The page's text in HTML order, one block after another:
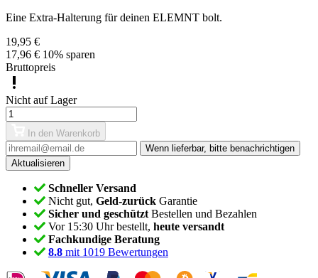
Eine Extra-Halterung für deinen ELEMNT bolt.
19,95 €
17,96 € 10% sparen
Bruttopreis
Nicht auf Lager
In den Warenkorb
Wenn lieferbar, bitte benachrichtigen
Schneller Versand
Nicht gut, Geld-zurückGarantie
Sicher und geschütztBestellen und Bezahlen
Vor 15:30 Uhr bestellt, heute versandt
Fachkundige Beratung
8.8mit 1019 Bewertungen